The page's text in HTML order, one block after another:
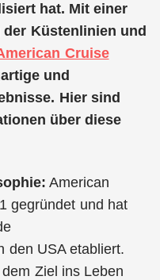
hat. Mit einer
Küstenlinien und
Cruise
und
Hier sind
über diese
American
gegründet und hat
den USA etabliert.
Ziel ins Leben